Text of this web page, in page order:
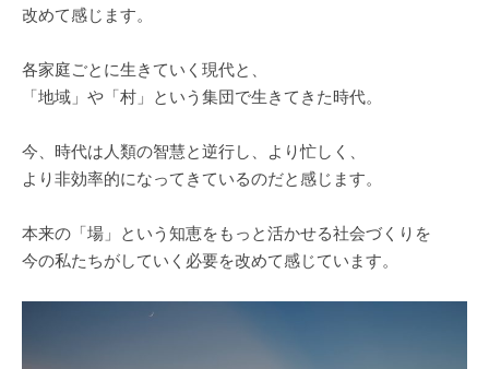
改めて感じます。
各家庭ごとに生きていく現代と、
「地域」や「村」という集団で生きてきた時代。
今、時代は人類の智慧と逆行し、より忙しく、
より非効率的になってきているのだと感じます。
本来の「場」という知恵をもっと活かせる社会づくりを
今の私たちがしていく必要を改めて感じています。